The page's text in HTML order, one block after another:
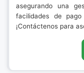
asegurando una
facilidades de
¡Contáctenos para